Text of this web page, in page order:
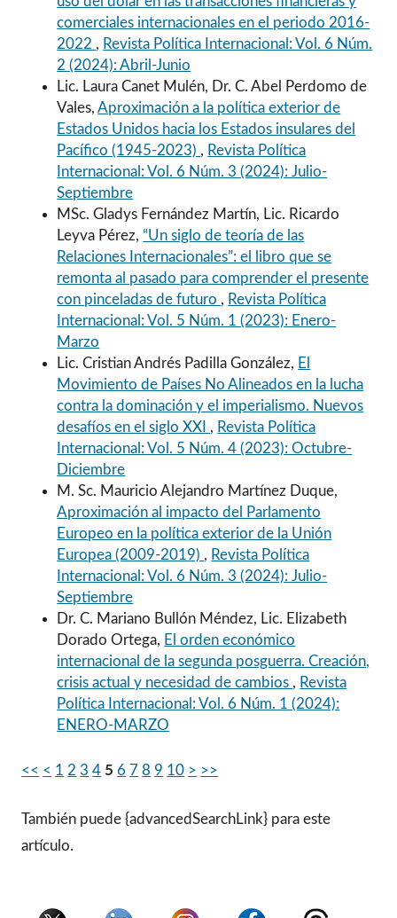
comerciales internacionales en el periodo 2016-
2022 , Revista Política Internacional: Vol. 6 Núm.
2 (2024): Abril-Junio
Lic. Laura Canet Mulén, Dr. C. Abel Perdomo de
Vales,Aproximación a la política exterior de
Estados Unidos hacia los Estados insulares del
Pacífico (1945-2023) , Revista Política
Internacional: Vol. 6 Núm. 3 (2024): Julio-
Septiembre
MSc. Gladys Fernández Martín, Lic. Ricardo
Leyva Pérez, “Un siglo de teoría de las
Relaciones Internacionales”: el libro que se
remonta al pasado para comprender el presente
con pinceladas de futuro , Revista Política
Internacional: Vol. 5 Núm. 1 (2023): Enero-
Marzo
Lic. Cristian Andrés Padilla González, El
Movimiento de Países No Alineados en la lucha
contra la dominación y el imperialismo. Nuevos
desafíos en el siglo XXI , Revista Política
Internacional: Vol. 5 Núm. 4 (2023): Octubre-
Diciembre
M. Sc. Mauricio Alejandro Martínez Duque,
Aproximación al impacto del Parlamento
Europeo en la política exterior de la Unión
Europea (2009-2019) , Revista Política
Internacional: Vol. 6 Núm. 3 (2024): Julio-
Septiembre
Dr. C. Mariano Bullón Méndez, Lic. Elizabeth
Dorado Ortega, El orden económico
internacional de la segunda posguerra. Creación,
crisis actual y necesidad de cambios , Revista
Política Internacional: Vol. 6 Núm. 1 (2024):
ENERO-MARZO
<< < 1 2 3 4 5 6 7 8 9 10 > >>
También puede {advancedSearchLink} para este
artículo.